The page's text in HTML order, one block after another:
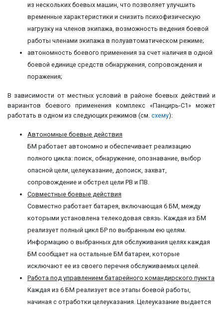
из нескольких боевых машин, что позволяет улучшить
временные характеристики и снизить психофизическую
нагрузку на членов экипажа, возможность ведения боевой
работы членами экипажа в полуавтоматическом режиме;
автономность боевого применения за счет наличия в одной
боевой единице средств обнаружения, сопровождения и
поражения;
В зависимости от местных условий в районе боевых действий и
вариантов боевого применения комплекс «Панцирь-С1» может
работать в одном из следующих режимов (см. схему):
Автономные боевые действия
БМ работает автономно и обеспечивает реализацию
полного цикла: поиск, обнаружение, опознавание, выбор
опасной цели, целеуказание, допоиск, захват,
сопровождение и обстрел цели РВ и ПВ.
Совместные боевые действия
Совместно работает батарея, включающая 6 БМ, между
которыми установлена телекодовая связь. Каждая из БМ
реализует полный цикл БР по выбранным ею целям.
Информацию о выбранных для обслуживания целях каждая
БМ сообщает на остальные БМ батареи, которые
исключают ее из своего перечня обслуживаемых целей.
Работа под управлением батарейного командирского пункта
Каждая из 6 БМ реализует все этапы боевой работы,
начиная с отработки целеуказания. Целеуказание выдается